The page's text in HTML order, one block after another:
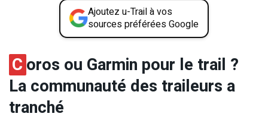
Ajoutez u-Trail à vos
sources préférées Google
C oros ou Garmin pour le trail ?
La communauté des traileurs a
tranché